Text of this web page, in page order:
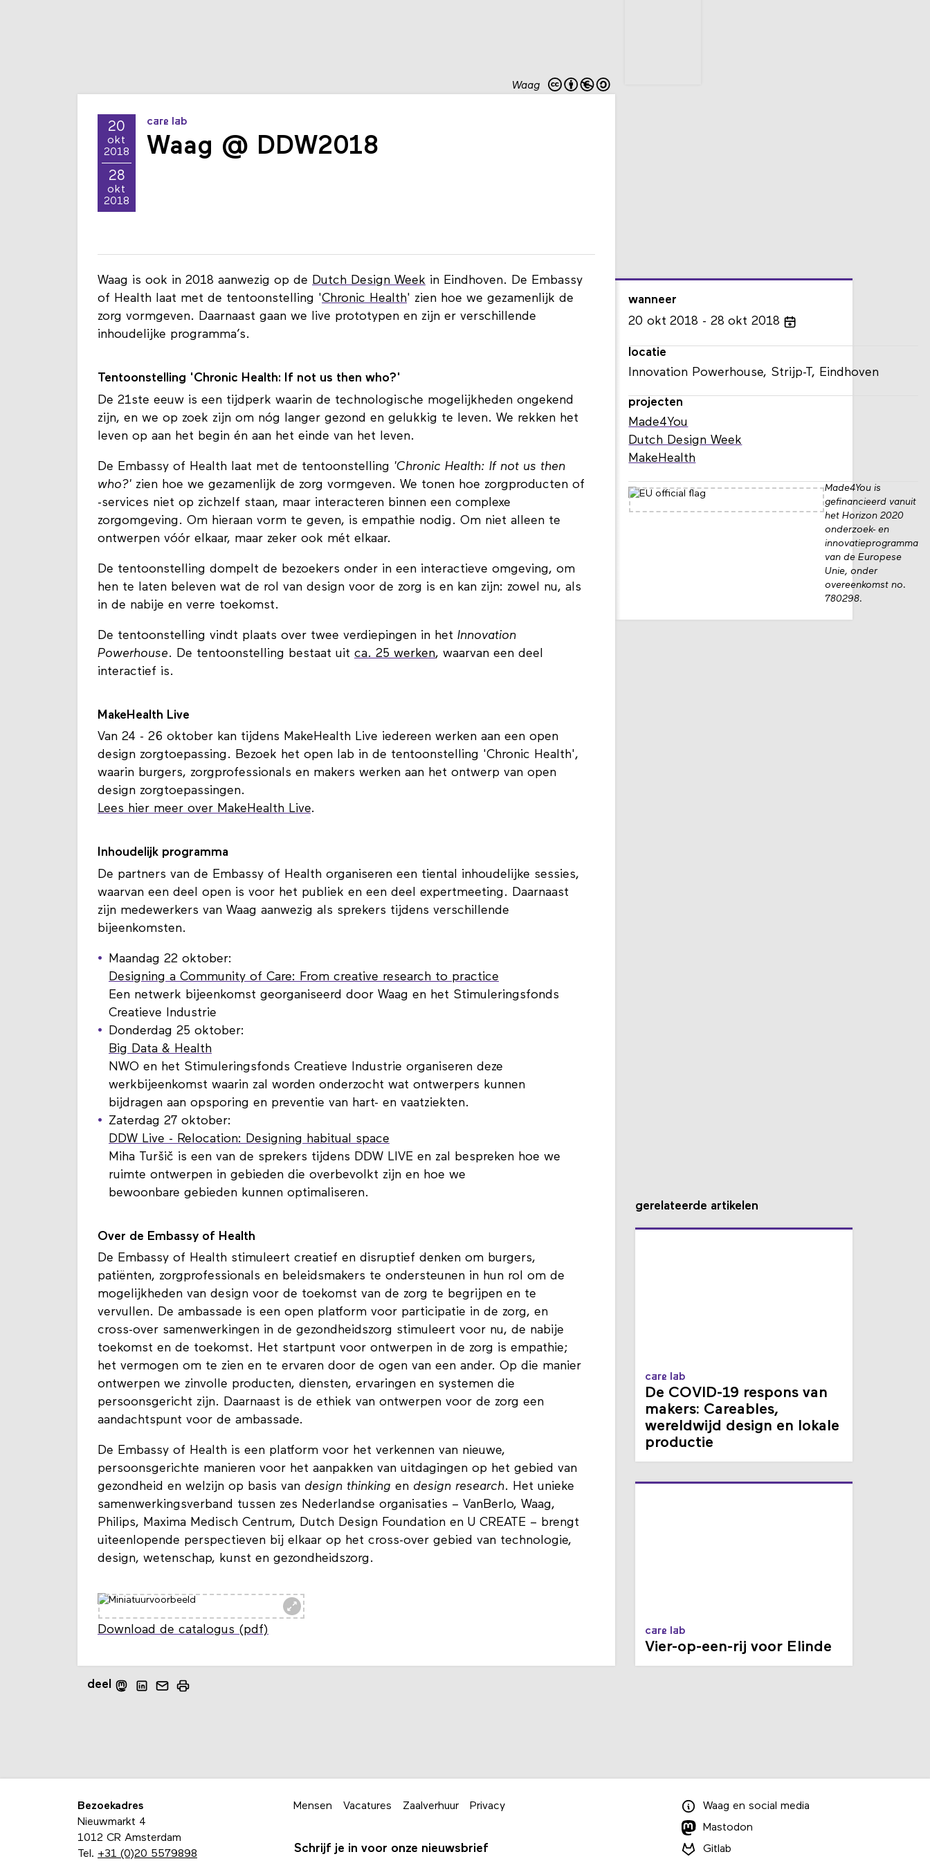
Waag
20
okt
2018
28
okt
2018
care lab
Waag @ DDW2018
Waag is ook in 2018 aanwezig op de Dutch Design Week in Eindhoven. De Embassy
of Health laat met de tentoonstelling 'Chronic Health' zien hoe we gezamenlijk de
zorg vormgeven. Daarnaast gaan we live prototypen en zijn er verschillende
inhoudelijke programma’s.
Tentoonstelling 'Chronic Health: If not us then who?'
De 21ste eeuw is een tijdperk waarin de technologische mogelijkheden ongekend
zijn, en we op zoek zijn om nóg langer gezond en gelukkig te leven. We rekken het
leven op aan het begin én aan het einde van het leven.
De Embassy of Health laat met de tentoonstelling 'Chronic Health: If not us then
who?' zien hoe we gezamenlijk de zorg vormgeven. We tonen hoe zorgproducten of
-services niet op zichzelf staan, maar interacteren binnen een complexe
zorgomgeving. Om hieraan vorm te geven, is empathie nodig. Om niet alleen te
ontwerpen vóór elkaar, maar zeker ook mét elkaar.
De tentoonstelling dompelt de bezoekers onder in een interactieve omgeving, om
hen te laten beleven wat de rol van design voor de zorg is en kan zijn: zowel nu, als
in de nabije en verre toekomst.
De tentoonstelling vindt plaats over twee verdiepingen in het Innovation
Powerhouse. De tentoonstelling bestaat uit ca. 25 werken, waarvan een deel
interactief is.
MakeHealth Live
Van 24 - 26 oktober kan tijdens MakeHealth Live iedereen werken aan een open
design zorgtoepassing. Bezoek het open lab in de tentoonstelling 'Chronic Health',
waarin burgers, zorgprofessionals en makers werken aan het ontwerp van open
design zorgtoepassingen.
Lees hier meer over MakeHealth Live.
Inhoudelijk programma
De partners van de Embassy of Health organiseren een tiental inhoudelijke sessies,
waarvan een deel open is voor het publiek en een deel expertmeeting. Daarnaast
zijn medewerkers van Waag aanwezig als sprekers tijdens verschillende
bijeenkomsten.
Maandag 22 oktober:
Designing a Community of Care: From creative research to practice
Een netwerk bijeenkomst georganiseerd door Waag en het Stimuleringsfonds
Creatieve Industrie
Donderdag 25 oktober:
Big Data & Health
NWO en het Stimuleringsfonds Creatieve Industrie organiseren deze
werkbijeenkomst waarin zal worden onderzocht wat ontwerpers kunnen
bijdragen aan opsporing en preventie van hart- en vaatziekten.
Zaterdag 27 oktober:
DDW Live - Relocation: Designing habitual space
Miha Turšič is een van de sprekers tijdens DDW LIVE en zal bespreken hoe we
ruimte ontwerpen in gebieden die overbevolkt zijn en hoe we
bewoonbare gebieden kunnen optimaliseren.
Over de Embassy of Health
De Embassy of Health stimuleert creatief en disruptief denken om burgers,
patiënten, zorgprofessionals en beleidsmakers te ondersteunen in hun rol om de
mogelijkheden van design voor de toekomst van de zorg te begrijpen en te
vervullen. De ambassade is een open platform voor participatie in de zorg, en
cross-over samenwerkingen in de gezondheidszorg stimuleert voor nu, de nabije
toekomst en de toekomst. Het startpunt voor ontwerpen in de zorg is empathie;
het vermogen om te zien en te ervaren door de ogen van een ander. Op die manier
ontwerpen we zinvolle producten, diensten, ervaringen en systemen die
persoonsgericht zijn. Daarnaast is de ethiek van ontwerpen voor de zorg een
aandachtspunt voor de ambassade.
De Embassy of Health is een platform voor het verkennen van nieuwe,
persoonsgerichte manieren voor het aanpakken van uitdagingen op het gebied van
gezondheid en welzijn op basis van design thinking en design research. Het unieke
samenwerkingsverband tussen zes Nederlandse organisaties – VanBerlo, Waag,
Philips, Maxima Medisch Centrum, Dutch Design Foundation en U CREATE – brengt
uiteenlopende perspectieven bij elkaar op het cross-over gebied van technologie,
design, wetenschap, kunst en gezondheidszorg.
Download de catalogus (pdf)
wanneer
20 okt 2018 28 okt 2018
locatie
Innovation Powerhouse, Strijp-T, Eindhoven
projecten
Made4You
Dutch Design Week
MakeHealth
Made4You is
gefinancieerd vanuit
het Horizon 2020
onderzoek- en
innovatieprogramma
van de Europese
Unie, onder
overeenkomst no.
780298.
deel
gerelateerde artikelen
care lab
De COVID-19 respons van
makers: Careables,
wereldwijd design en lokale
productie
care lab
Vier-op-een-rij voor Elinde
Bezoekadres
Nieuwmarkt 4
1012 CR Amsterdam
Tel. +31 (0)20 5579898
Mensen Vacatures Zaalverhuur Privacy
Schrijf je in voor onze nieuwsbrief
Waag en social media
Mastodon
Gitlab